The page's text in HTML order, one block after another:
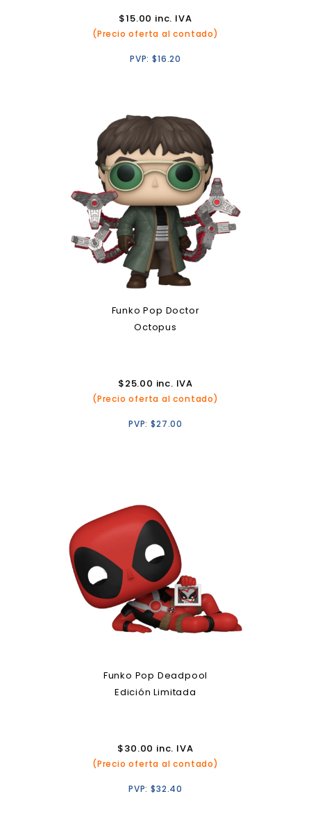
$15.00 inc. IVA
(Precio oferta al contado)
PVP:$16.20
Funko Pop Doctor
Octopus
$25.00 inc. IVA
(Precio oferta al contado)
PVP:$27.00
Funko Pop Deadpool
Edición Limitada
$30.00 inc. IVA
(Precio oferta al contado)
PVP:$32.40